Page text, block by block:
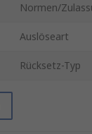
Normen/
Auslöseart
Rücksetz-Typ